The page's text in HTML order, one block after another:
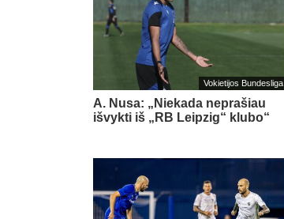
Vokietijos Bundesliga
A. Nusa: „Niekada neprašiau
išvykti iš „RB Leipzig“ klubo“